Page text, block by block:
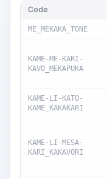
Code
ME_MEKAKA_TONE
KAME-ME-KARI-
KAVO_MEKAPUKA
KAME-LI-KATO-
KAME_KAKAKARI
KAME-LI-MESA-
KARI_KAKAVORI